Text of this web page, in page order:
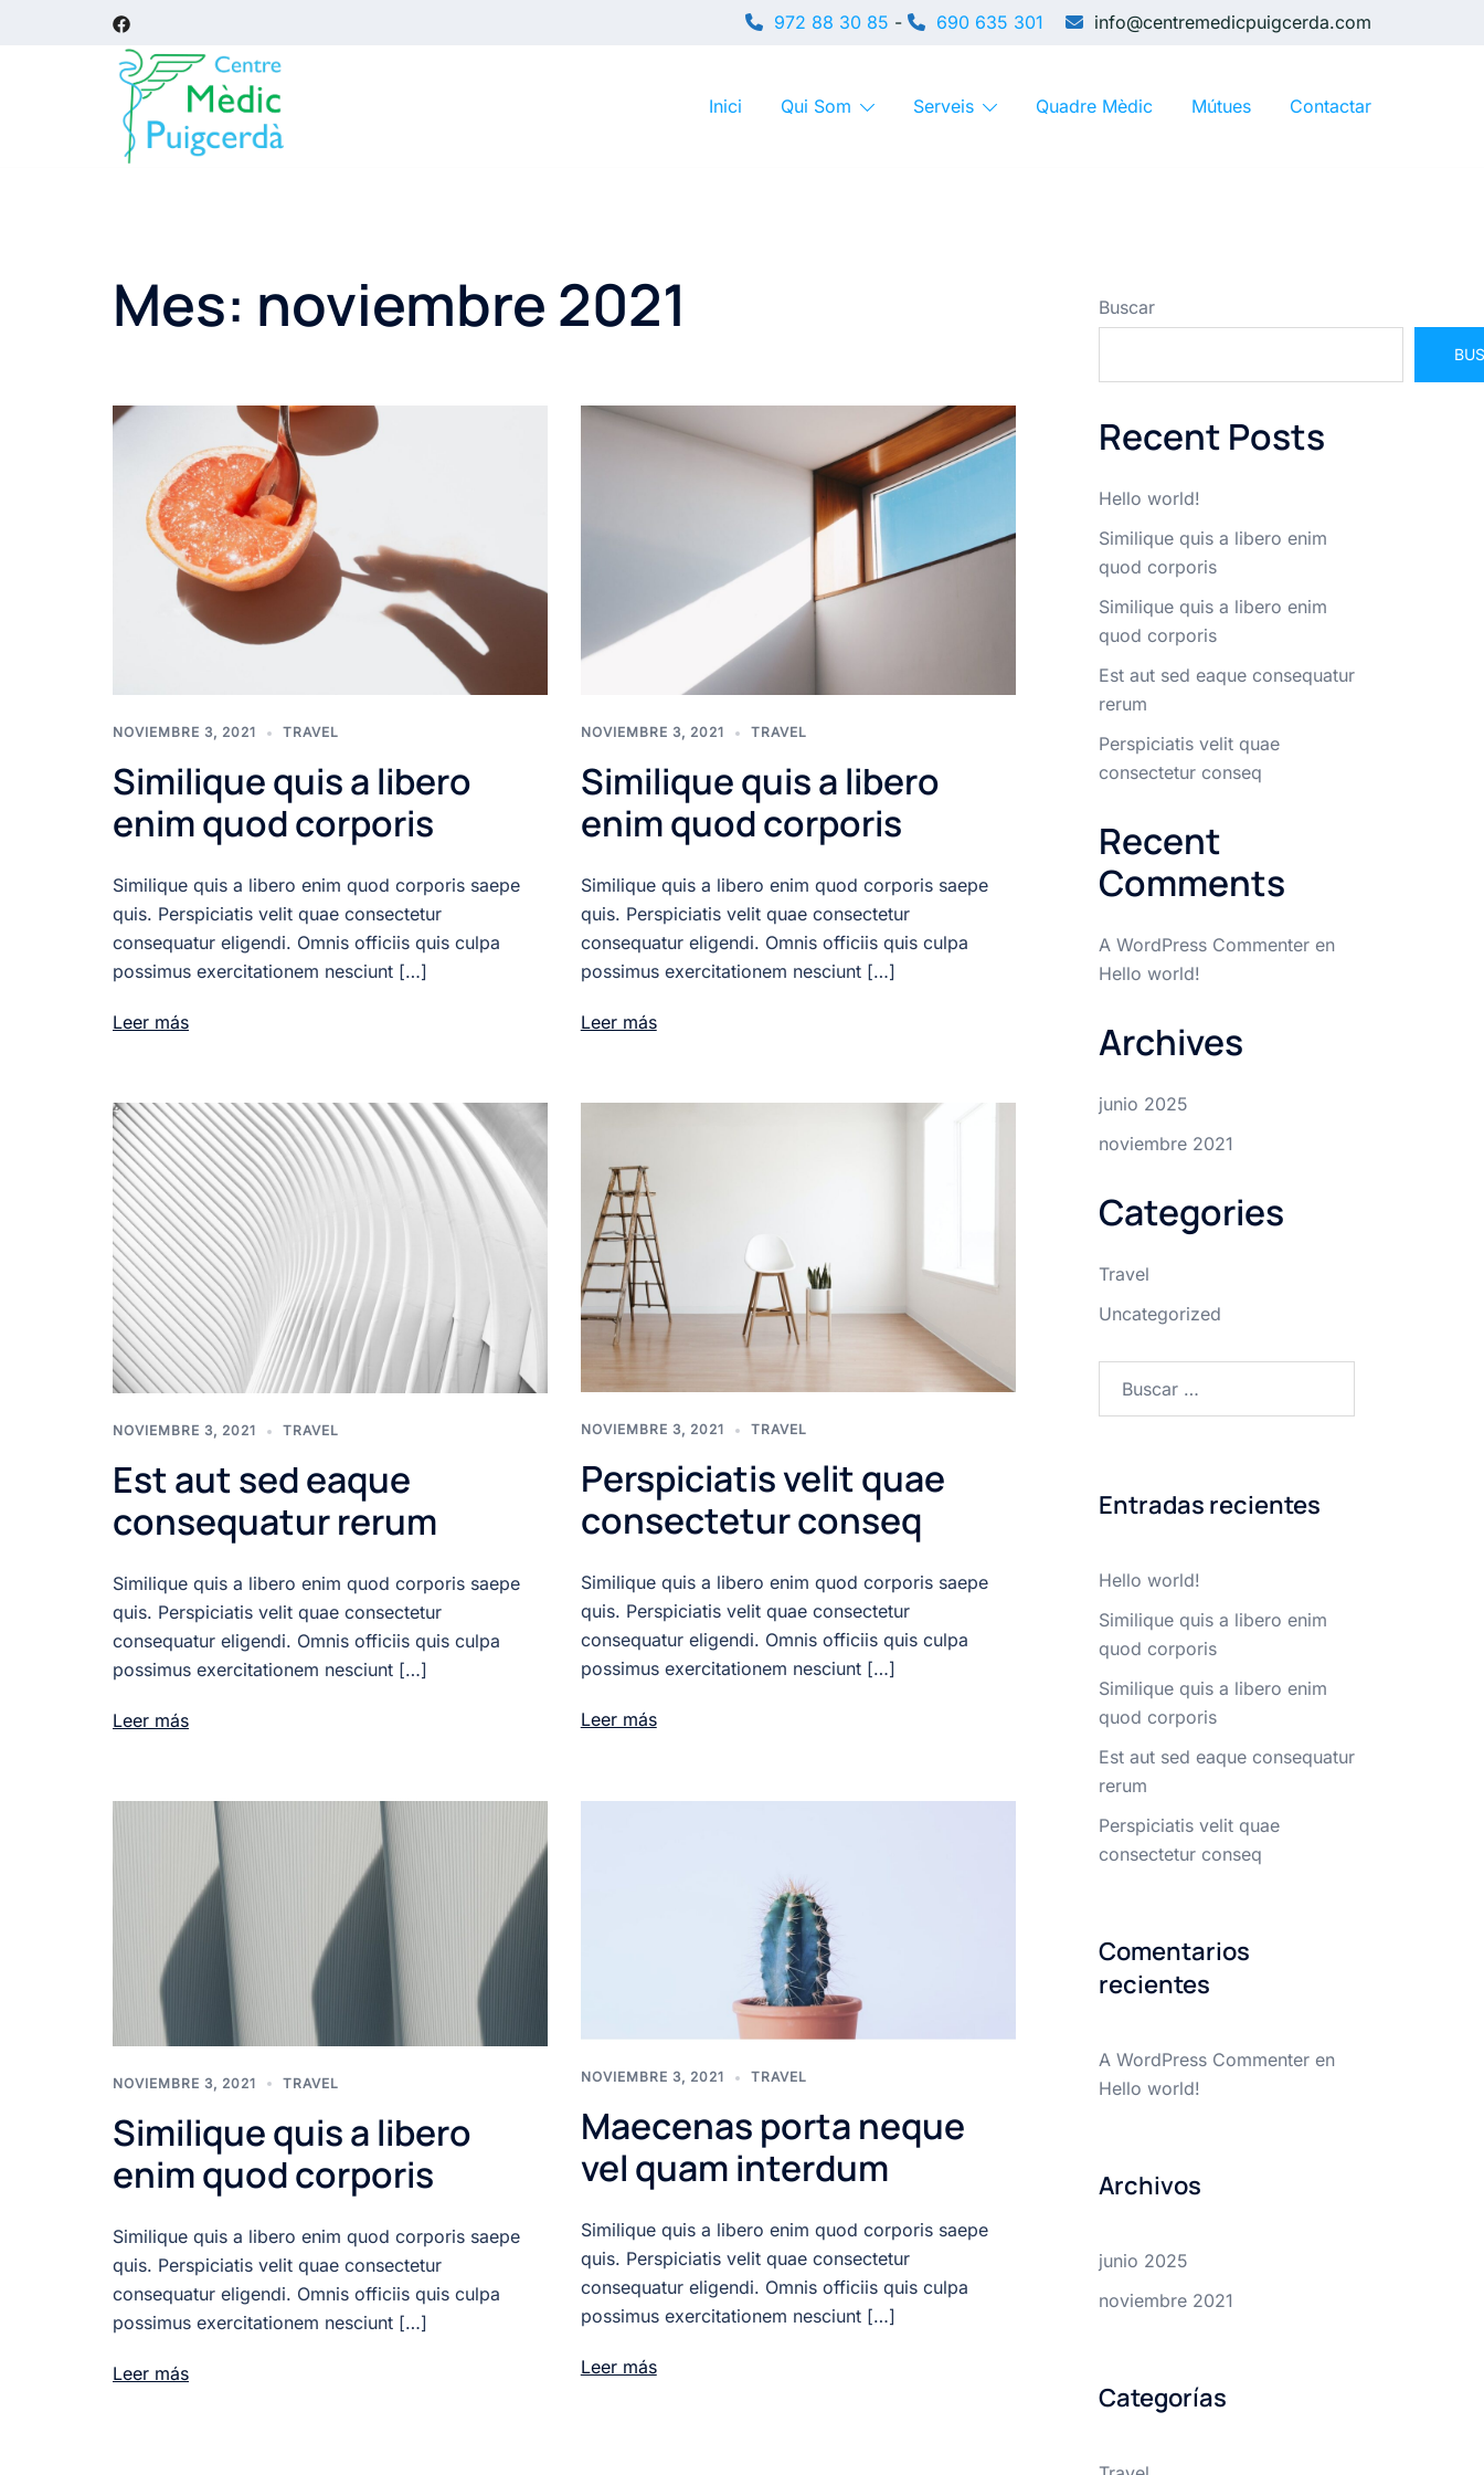
972 88 30 85 - 690 635 301 info@centremedicpuigcerda.com
Inici Qui Som Serveis Quadre Mèdic Mútues Contactar
Mes: noviembre 2021
NOVIEMBRE 3, 2021 TRAVEL
Similique quis a libero
enim quod corporis
Similique quis a libero enim quod corporis saepe
quis. Perspiciatis velit quae consectetur
consequatur eligendi. Omnis officiis quis culpa
possimus exercitationem nesciunt […]
Leer más
NOVIEMBRE 3, 2021 TRAVEL
Similique quis a libero
enim quod corporis
Similique quis a libero enim quod corporis saepe
quis. Perspiciatis velit quae consectetur
consequatur eligendi. Omnis officiis quis culpa
possimus exercitationem nesciunt […]
Leer más
NOVIEMBRE 3, 2021 TRAVEL
Est aut sed eaque
consequatur rerum
Similique quis a libero enim quod corporis saepe
quis. Perspiciatis velit quae consectetur
consequatur eligendi. Omnis officiis quis culpa
possimus exercitationem nesciunt […]
Leer más
NOVIEMBRE 3, 2021 TRAVEL
Perspiciatis velit quae
consectetur conseq
Similique quis a libero enim quod corporis saepe
quis. Perspiciatis velit quae consectetur
consequatur eligendi. Omnis officiis quis culpa
possimus exercitationem nesciunt […]
Leer más
NOVIEMBRE 3, 2021 TRAVEL
Similique quis a libero
enim quod corporis
Similique quis a libero enim quod corporis saepe
quis. Perspiciatis velit quae consectetur
consequatur eligendi. Omnis officiis quis culpa
possimus exercitationem nesciunt […]
Leer más
NOVIEMBRE 3, 2021 TRAVEL
Maecenas porta neque
vel quam interdum
Similique quis a libero enim quod corporis saepe
quis. Perspiciatis velit quae consectetur
consequatur eligendi. Omnis officiis quis culpa
possimus exercitationem nesciunt […]
Leer más
Buscar
Recent Posts
Hello world!
Similique quis a libero enim
quod corporis
Similique quis a libero enim
quod corporis
Est aut sed eaque consequatur
rerum
Perspiciatis velit quae
consectetur conseq
Recent
Comments
A WordPress Commenteren
Hello world!
Archives
junio 2025
noviembre 2021
Categories
Travel
Uncategorized
Entradas recientes
Hello world!
Similique quis a libero enim
quod corporis
Similique quis a libero enim
quod corporis
Est aut sed eaque consequatur
rerum
Perspiciatis velit quae
consectetur conseq
Comentarios
recientes
A WordPress Commenteren
Hello world!
Archivos
junio 2025
noviembre 2021
Categorías